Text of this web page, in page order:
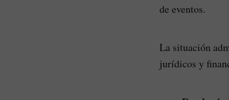
de eventos.
La situación
jurídicos y